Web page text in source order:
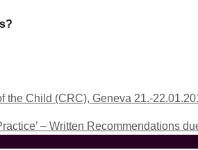
the Child (CRC), Geneva 21.-
– Written Recommendations